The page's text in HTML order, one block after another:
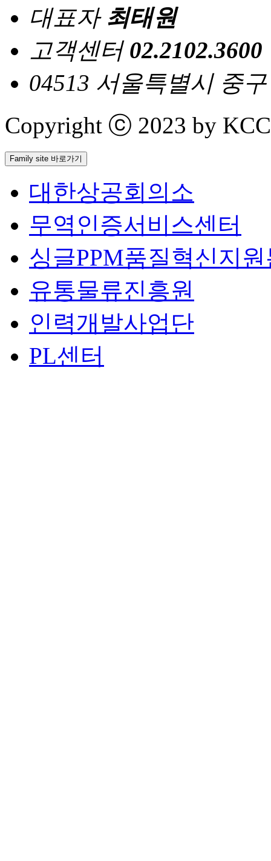
대표자 최태원
고객센터 02.2102.3600
04513 서울특별시 중
Copyright ⓒ 2023 by
Family site 바로가기
대한상공회의소
무역인증서비스센터
싱글PPM품질혁신지
유통물류진흥원
인력개발사업단
PL센터